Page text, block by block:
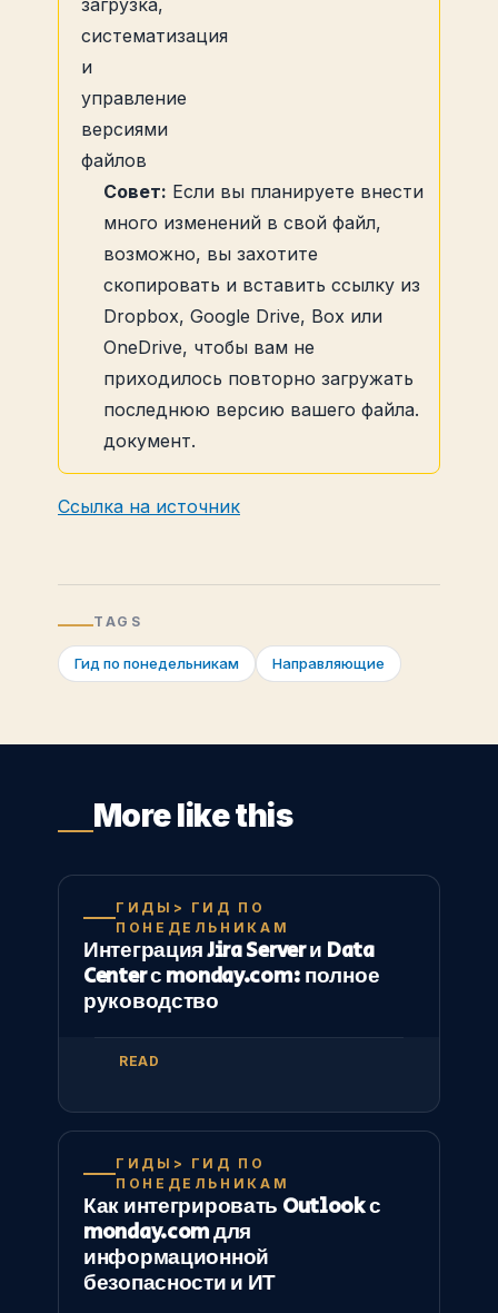
Совет: Если вы планируете внести
много изменений в свой файл,
возможно, вы захотите
скопировать и вставить ссылку из
Dropbox, Google Drive, Box или
OneDrive, чтобы вам не
приходилось повторно загружать
последнюю версию вашего файла.
документ.
Ссылка на источник
TAGS
Гид по понедельникам Направляющие
More like this
ГИДЫ> ГИД ПО
ПОНЕДЕЛЬНИКАМ
Интеграция Jira Server и Data
Center с monday.com: полное
руководство
READ
ГИДЫ> ГИД ПО
ПОНЕДЕЛЬНИКАМ
Как интегрировать Outlook с
monday.com для
информационной
безопасности и ИТ